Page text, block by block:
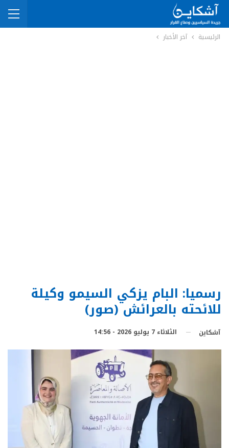
الرئيسية آخر الأخبار
رسميا: البام يزكي السيمو وكيلة
للائحته بالعرائش (صور)
آشكاين الثلاثاء 7 يوليو 2026 - 14:56